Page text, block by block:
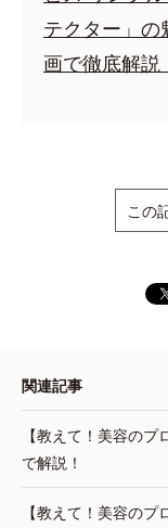
テクター」の
画で徹底解説
この
関連記事
【教えて！美容の
で解説！
【教えて！美容の